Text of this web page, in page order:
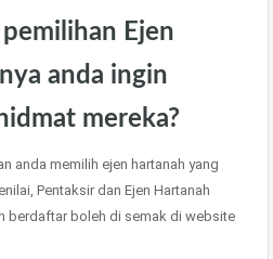
pemilihan Ejen
anda ingin
mereka?
anda memilih ejen hartanah yang
Pentaksir dan Ejen Hartanah
berdaftar boleh di semak di website